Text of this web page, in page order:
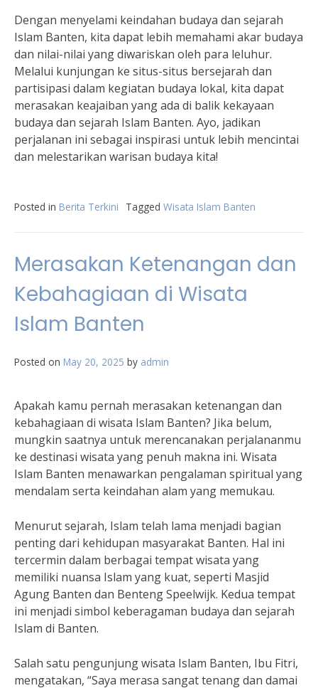
Dengan menyelami keindahan budaya dan sejarah
Islam Banten, kita dapat lebih memahami akar budaya
dan nilai-nilai yang diwariskan oleh para leluhur.
Melalui kunjungan ke situs-situs bersejarah dan
partisipasi dalam kegiatan budaya lokal, kita dapat
merasakan keajaiban yang ada di balik kekayaan
budaya dan sejarah Islam Banten. Ayo, jadikan
perjalanan ini sebagai inspirasi untuk lebih mencintai
dan melestarikan warisan budaya kita!
Posted in Berita Terkini Tagged Wisata Islam Banten
Merasakan Ketenangan dan
Kebahagiaan di Wisata
Islam Banten
Posted on May 20, 2025 by admin
Apakah kamu pernah merasakan ketenangan dan
kebahagiaan di wisata Islam Banten? Jika belum,
mungkin saatnya untuk merencanakan perjalananmu
ke destinasi wisata yang penuh makna ini. Wisata
Islam Banten menawarkan pengalaman spiritual yang
mendalam serta keindahan alam yang memukau.
Menurut sejarah, Islam telah lama menjadi bagian
penting dari kehidupan masyarakat Banten. Hal ini
tercermin dalam berbagai tempat wisata yang
memiliki nuansa Islam yang kuat, seperti Masjid
Agung Banten dan Benteng Speelwijk. Kedua tempat
ini menjadi simbol keberagaman budaya dan sejarah
Islam di Banten.
Salah satu pengunjung wisata Islam Banten, Ibu Fitri,
mengatakan, “Saya merasa sangat tenang dan damai